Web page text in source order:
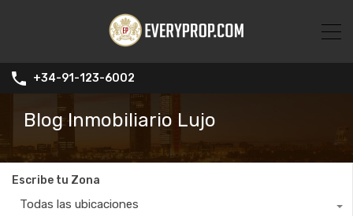
+34-91-123-6002
Blog Inmobiliario Lujo
Escribe tu Zona
Todas las ubicaciones